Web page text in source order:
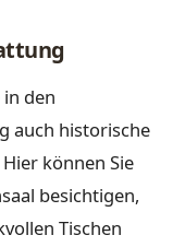
den
auch historische
können Sie
besichtigen,
Tischen